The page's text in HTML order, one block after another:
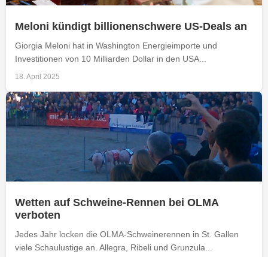
Meloni kündigt billionenschwere US-Deals an
Giorgia Meloni hat in Washington Energieimporte und
Investitionen von 10 Milliarden Dollar in den USA...
18. April 2025
Wetten auf Schweine-Rennen bei OLMA
verboten
Jedes Jahr locken die OLMA-Schweinerennen in St. Gallen
viele Schaulustige an. Allegra, Ribeli und Grunzula...